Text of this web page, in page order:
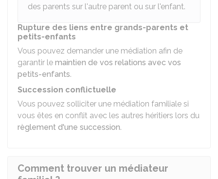
des parents sur l'autre parent ou sur l'enfant.
Rupture des liens entre grands-parents et
petits-enfants
Vous pouvez demander une médiation afin de
garantir le maintien de vos relations avec vos
petits-enfants.
Succession conflictuelle
Vous pouvez solliciter une médiation familiale si
vous êtes en conflit avec les autres héritiers lors du
règlement d'une succession.
Comment trouver un médiateur